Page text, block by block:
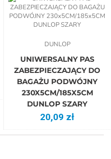
DUNLOP
UNIWERSALNY PAS
ZABEZPIECZAJĄCY DO
BAGAŻU PODWÓJNY
230X5CM/185X5CM
DUNLOP SZARY
20,09 zł